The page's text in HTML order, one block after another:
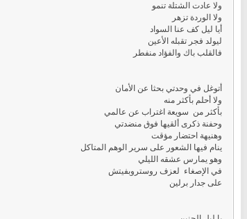
ولا عادت الشتلة تنمو
ولا الوردة تزهر
أيا ليل كف عنا السواد
ليولد فجر تقبله الأعين
فالقلب باك والفؤاد منفطر
أتوغل في وحدتي بحثا عن الأمان
ولا أحلم بأكثر منه
بأكثر من سويعة اغتراب عن عالمي
وحفنة ذكرى ألقيها فوق منضدتي
وهنيهة احتضار مؤقت
ينام فيها الشعور على سرير الوهم المتاكل
وهو يمارس عشقه الليلي
في الإصغاء لعزف روستروبفيتش
على جدار برلين